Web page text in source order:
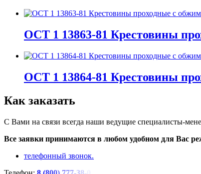
ОСТ 1 13863-81 Крестовины
ОСТ 1 13864-81 Крестовины
Как заказать
С Вами на связи всегда наши ведущие специалисты-
Все заявки принимаются в любом удобном для Вас
телефонный звонок.